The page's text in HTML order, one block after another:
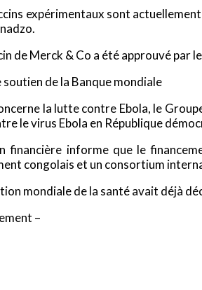
expérimentaux sont
de Merck & Co a été approuvé par
soutien de la Banque mondiale
la lutte contre Ebola, le
le virus Ebola en République
financière informe que le
congolais et un consortium
mondiale de la santé avait déjà
–